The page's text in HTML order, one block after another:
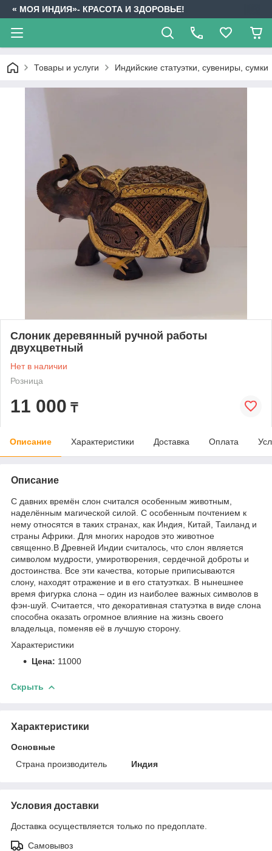
« МОЯ ИНДИЯ»- КРАСОТА И ЗДОРОВЬЕ!
Товары и услуги Индийские статуэтки, сувениры, сумки
Слоник деревянный ручной работы
двухцветный
Нет в наличии
Розница
11 000 ₸
Описание Характеристики Доставка Оплата
Описание
С давних времён слон считался особенным животным,
наделённым магической силой. С особенным почтением к
нему относятся в таких странах, как Индия, Китай, Таиланд и
страны Африки. Для многих народов это животное
священно.В Древней Индии считалось, что слон является
символом мудрости, умиротворения, сердечной доброты и
достоинства. Все эти качества, которые приписываются
слону, находят отражение и в его статуэтках. В нынешнее
время фигурка слона – один из наиболее важных символов в
фэн-шуй. Считается, что декоративная статуэтка в виде слона
способна оказать огромное влияние на жизнь своего
владельца, поменяв её в лучшую сторону.
Характеристики
Цена: 11000
Скрыть
Характеристики
Основные
Страна производитель
Индия
Условия доставки
Доставка осуществляется только по предоплате.
Самовывоз